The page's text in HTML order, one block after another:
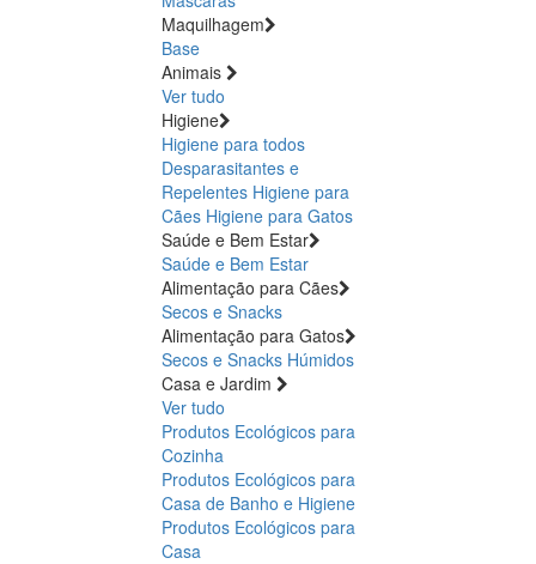
Maquilhagem
Base
Animais
Ver tudo
Higiene
Higiene para todos
Desparasitantes e
Repelentes Higiene para
Cães Higiene para Gatos
Saúde e Bem Estar
Saúde e Bem Estar
Alimentação para Cães
Secos e Snacks
Alimentação para Gatos
Secos e Snacks Húmidos
Casa e Jardim
Ver tudo
Produtos Ecológicos para
Cozinha
Produtos Ecológicos para
Casa de Banho e Higiene
Produtos Ecológicos para
Casa